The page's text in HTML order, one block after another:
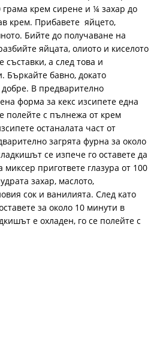
грама крем сирене и ¼ захар до
крем. Прибавете яйцето,
Бийте до получаване на
яйцата, олиото и киселото
съставки, а след това и
Бъркайте бавно, докато
добре. В предварително
форма за кекс изсипете една
полейте с пълнежа от крем
останалата част от
загрята фурна за около
се изпече го оставете да
пригответе глазура от 100
захар, маслото,
сок и ванилията. След като
за около 10 минути в
е охладен, го се полейте с